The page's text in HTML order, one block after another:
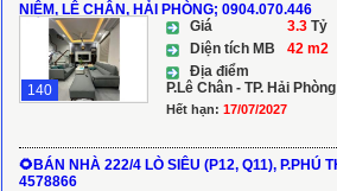
NIỆM, LÊ CHÂN, HẢI PHÒNG; 0904.070.446
140
Giá 3.3 Tỷ
Diện tích MB
42 m2
Địa điểm
P.Lê Chân - TP. Hải
Hết hạn: 17/07/2027
🌻BÁN NHÀ 222/4 LÒ SIÊU (P12, Q11), P.PHÚ
4578866